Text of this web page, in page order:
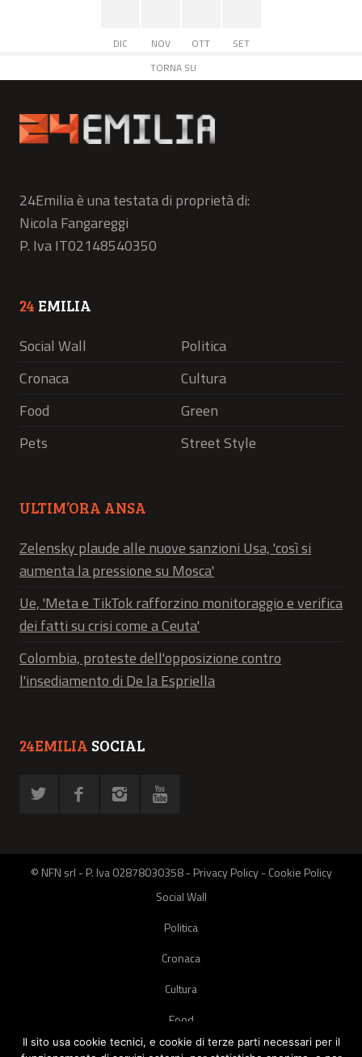
DIC NOV OTT
SET
TORNA SU
24Emilia è una testata di proprietà di:
Nicola Fangareggi
P. Iva IT02148540350
24 EMILIA
Social Wall
Politica
Cronaca
Cultura
Food
Green
Pets
Street Style
ULTIM’ORA ANSA
Zelensky plaude alle nuove sanzioni Usa, 'così si
aumenta la pressione su Mosca'
Ue, 'Meta e TikTok rafforzino monitoraggio e verifica
dei fatti su crisi come a Ceuta'
Colombia, proteste dell'opposizione contro
l'insediamento di De la Espriella
24EMILIA SOCIAL
© NFN srl - P. Iva 02878030358 -Privacy Policy-Cookie Policy
Social Wall
Politica
Cronaca
Cultura
Food
Green
Il sito usa cookie tecnici, e cookie di terze parti necessari per il